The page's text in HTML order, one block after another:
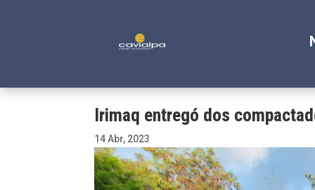
Irimaq entregó dos
14 Abr, 2023